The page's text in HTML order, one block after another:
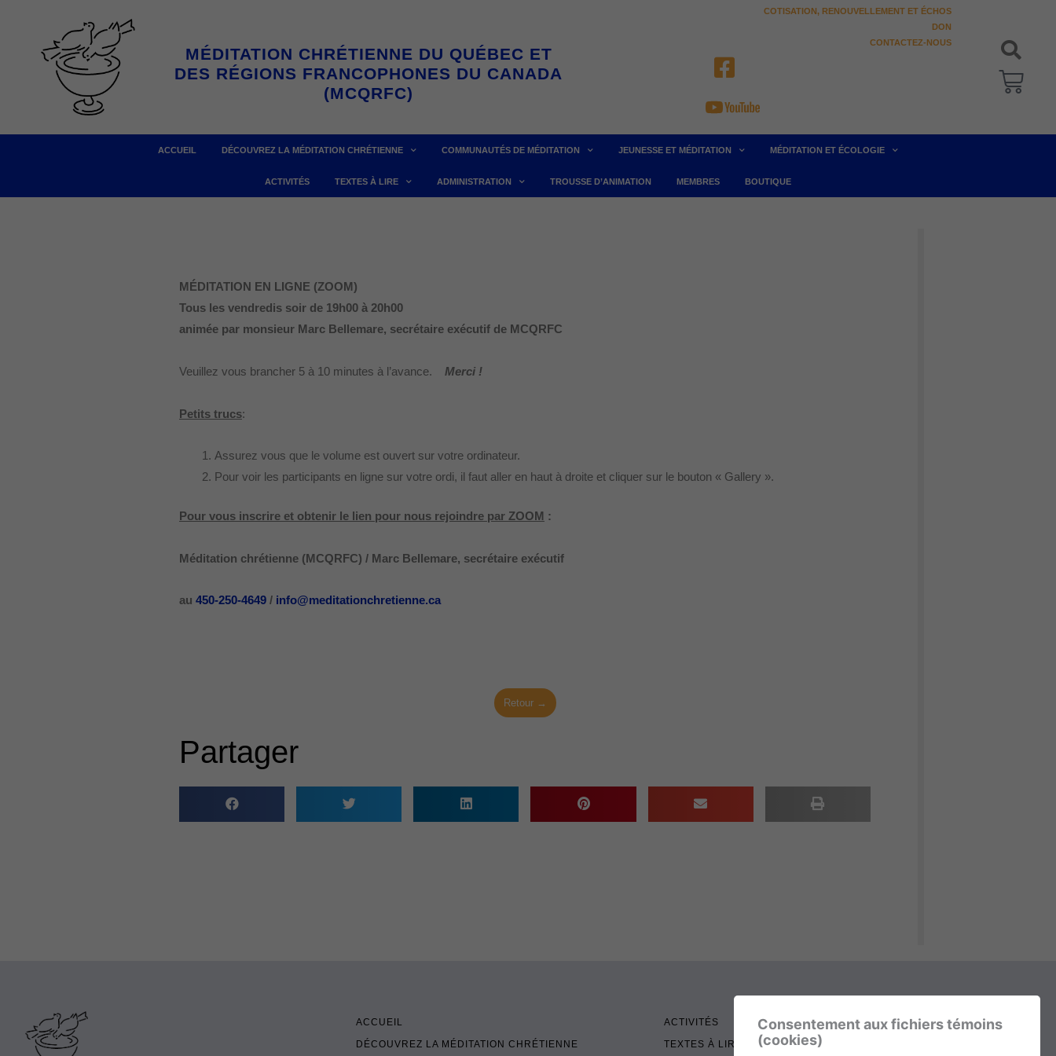
contenu
MÉDITATION CHRÉTIENNE DU QUÉBEC ET
DES RÉGIONS FRANCOPHONES DU CANADA
(MCQRFC)
COTISATION, RENOUVELLEMENT ET ÉCHOS
DON
CONTACTEZ-NOUS
ACCUEIL DÉCOUVREZ LA MÉDITATION CHRÉTIENNE COMMUNAUTÉS DE MÉDITATION JEUNESSE ET MÉDITATION MÉDITATION ET ÉCOLOGIE
ACTIVITÉS TEXTES À LIRE ADMINISTRATION TROUSSE D’ANIMATION MEMBRES BOUTIQUE
MÉDITATION EN LIGNE (ZOOM)
Tous les vendredis soir de 19h00 à 20h00
animée par monsieur Marc Bellemare, secrétaire exécutif de MCQRFC
Veuillez vous brancher 5 à 10 minutes à l’avance. Merci !
Petits trucs:
Assurez vous que le volume est ouvert sur votre ordinateur.
Pour voir les participants en ligne sur votre ordi, il faut aller en haut à droite et cliquer sur le bouton « Gallery ».
Pour vous inscrire et obtenir le lien pour nous rejoindre par ZOOM :
Méditation chrétienne (MCQRFC) / Marc Bellemare, secrétaire exécutif
au 450-250-4649 / info@meditationchretienne.ca
Retour →
Partager
ACCUEIL
DÉCOUVREZ LA MÉDITATION CHRÉTIENNE
ACTIVITÉS
TEXTES À LIRE
Consentement aux fichiers témoins
(cookies)